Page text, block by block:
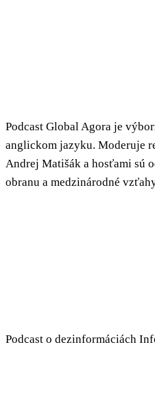
Podcast Global Agora je
anglickom jazyku. Moderuje
Andrej Matišák a hosťami sú
obranu a medzinárodné
Podcast o dezinformáciách